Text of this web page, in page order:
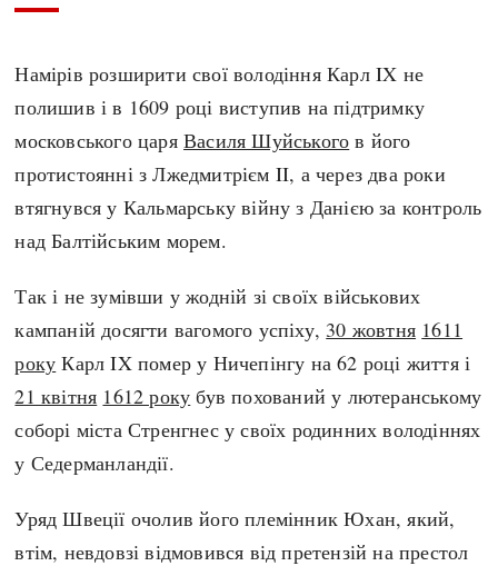
Намірів розширити свої володіння Карл IX не
полишив і в 1609 році виступив на підтримку
московського царяВасиля Шуйського в його
протистоянні з Лжедмитрієм II, а через два роки
втягнувся у Кальмарську війну з Данією за контроль
над Балтійським морем.
Так і не зумівши у жодній зі своїх військових
кампаній досягти вагомого успіху, 30 жовтня 1611
року Карл IX помер у Ничепінгу на 62 році життя і
21 квітня 1612 року був похований у лютеранському
соборі міста Стренгнес у своїх родинних володіннях
у Седерманландії.
Уряд Швеції очолив його племінник Юхан, який,
втім, невдовзі відмовився від претензій на престол